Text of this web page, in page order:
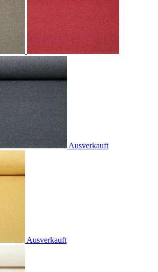
Ausverkauft
Ausverkauft